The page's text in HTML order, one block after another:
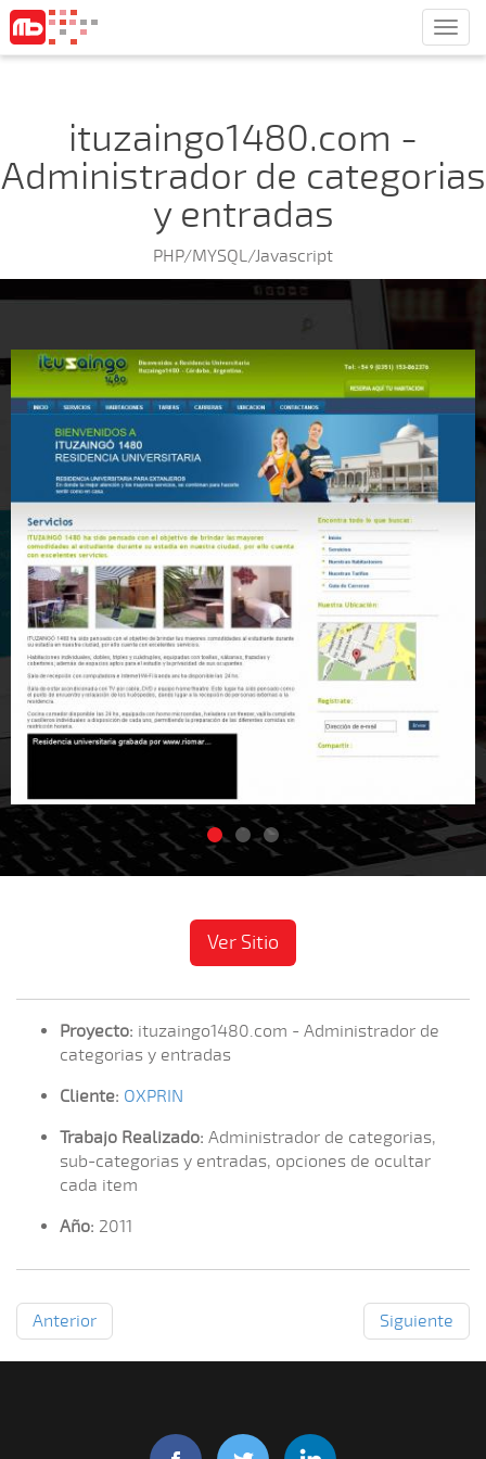
ituzaingo1480.com -
Administrador de categorias
y entradas
PHP/MYSQL/Javascript
Ver Sitio
Proyecto: ituzaingo1480.com - Administrador de
categorias y entradas
Cliente: OXPRIN
Trabajo Realizado: Administrador de categorias,
sub-categorias y entradas, opciones de ocultar
cada item
Año: 2011
Anterior Siguiente